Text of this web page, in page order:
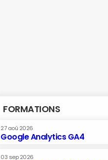
FORMATIONS
27 aoû 2026
Google Analytics GA4
03 sep 2026